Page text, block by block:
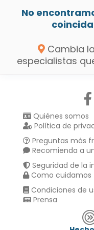
No
Cambia
especialistas
Quiénes somos
Política de
Preguntas más
Recomienda a
Seguridad de la
Como cuidamos
Condiciones de
Prensa